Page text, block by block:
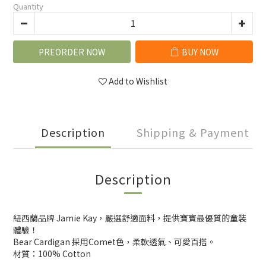
Quantity
PREORDER NOW BUY NOW
Add to Wishlist
Description Shipping & Payment
Description
紐西蘭品牌 Jamie Kay，嚴選舒適面料，提供寶寶最優質的童裝
體驗！
Bear Cardigan 採用Comet色，柔軟透氣、可愛百搭。
材質：100% Cotton